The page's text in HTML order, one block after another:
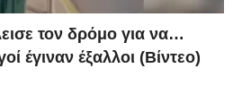
τον δρόμο για να…
έγιναν έξαλλοι (Βίντεο)